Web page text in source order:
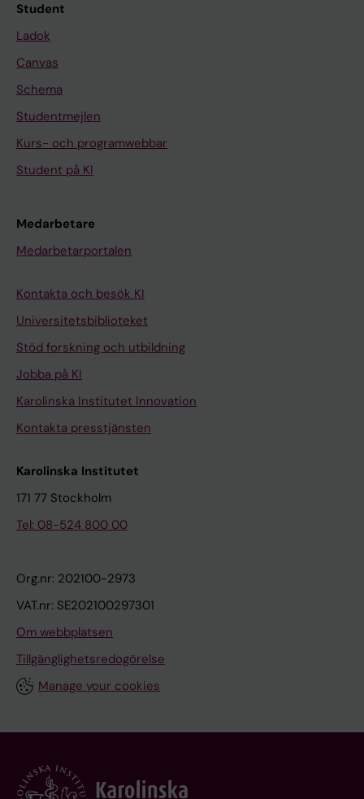
Student
Ladok
Canvas
Schema
Studentmejlen
Kurs- och programwebbar
Student på KI
Medarbetare
Medarbetarportalen
Kontakta och besök KI
Universitetsbiblioteket
Stöd forskning och utbildning
Jobba på KI
Karolinska Institutet Innovation
Kontakta presstjänsten
Karolinska Institutet
171 77 Stockholm
Tel: 08-524 800 00
Org.nr: 202100-2973
VAT.nr: SE202100297301
Om webbplatsen
Tillgänglighetsredogörelse
Manage your cookies